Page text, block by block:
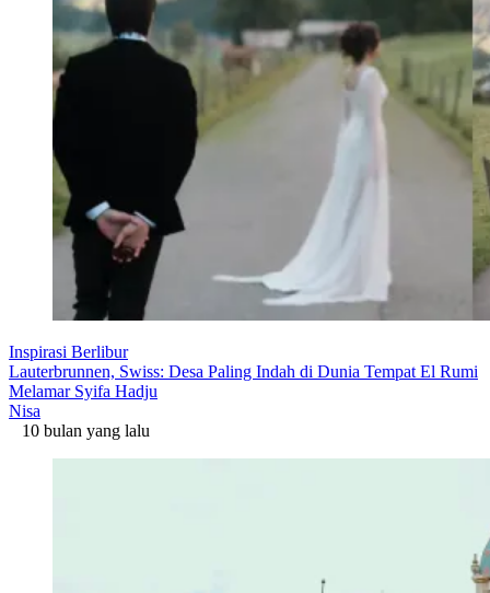
Inspirasi Berlibur
Lauterbrunnen, Swiss: Desa Paling Indah di Dunia Tempat El Rumi
Melamar Syifa Hadju
Nisa
10 bulan yang lalu